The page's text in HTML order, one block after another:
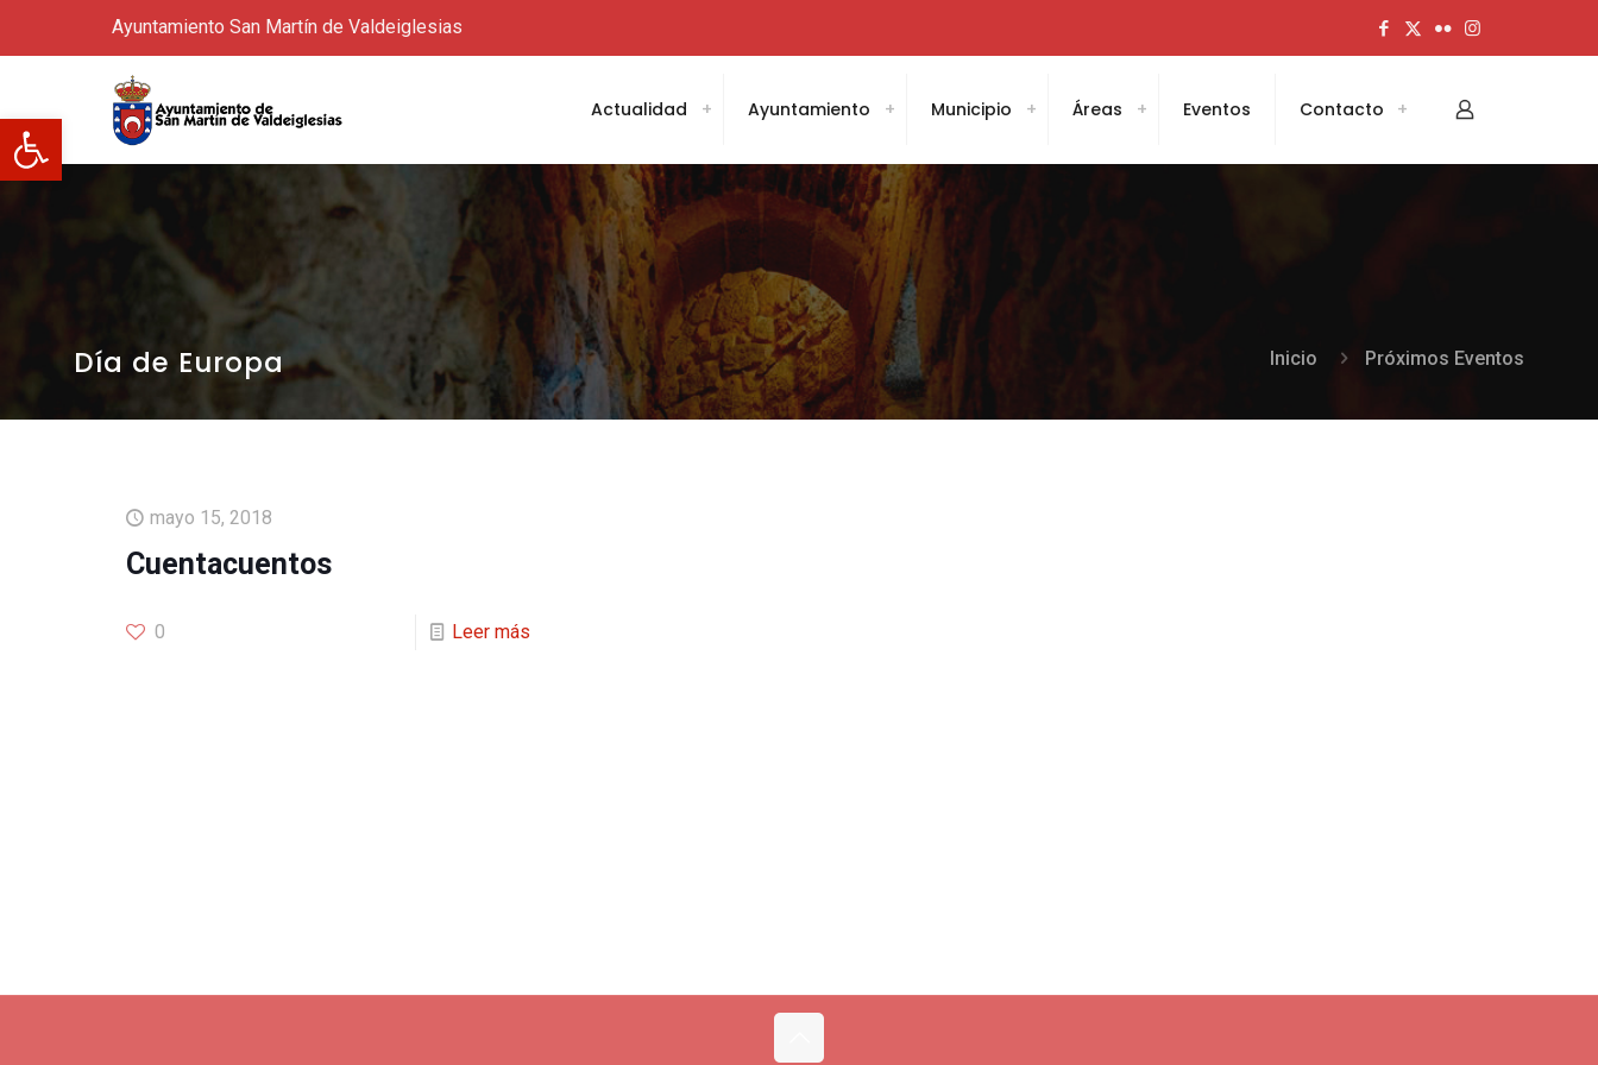
Abrir barra de herramientas
Ayuntamiento San Martín de Valdeiglesias
Actualidad Ayuntamiento Municipio Áreas Eventos Contacto
Día de Europa Inicio Próximos Eventos
mayo 15, 2018
Cuentacuentos
0 Leer más